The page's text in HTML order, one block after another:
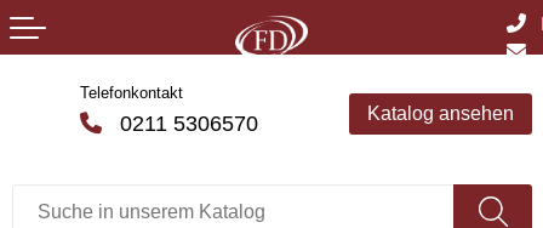
Telefonkontakt
0211 5306570 Katalog ansehen